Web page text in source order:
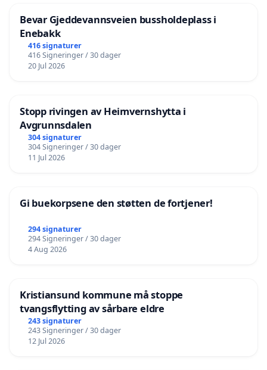
Bevar Gjeddevannsveien bussholdeplass i
Enebakk
416 signaturer
416 Signeringer / 30 dager
20 Jul 2026
Stopp rivingen av Heimvernshytta i
Avgrunnsdalen
304 signaturer
304 Signeringer / 30 dager
11 Jul 2026
Gi buekorpsene den støtten de fortjener!
294 signaturer
294 Signeringer / 30 dager
4 Aug 2026
Kristiansund kommune må stoppe
tvangsflytting av sårbare eldre
243 signaturer
243 Signeringer / 30 dager
12 Jul 2026